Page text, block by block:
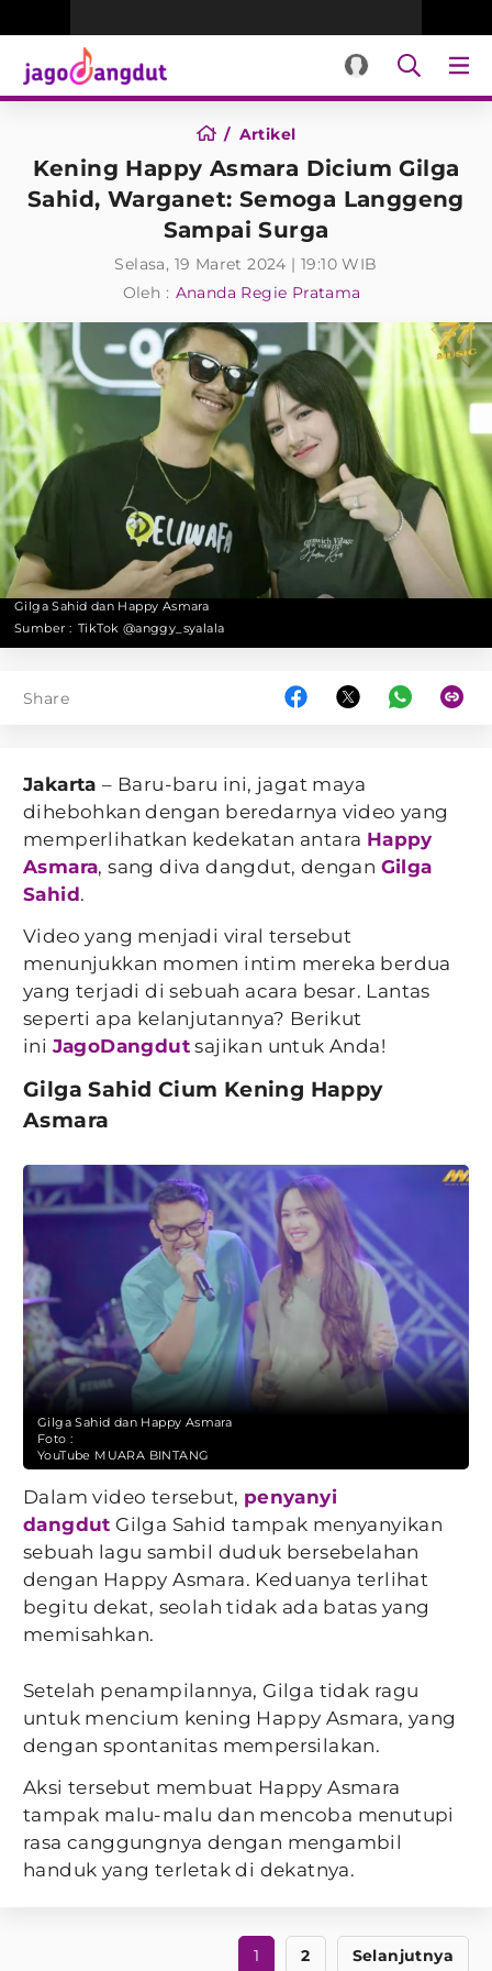
Artikel
Kening Happy Asmara Dicium Gilga
Sahid, Warganet: Semoga Langgeng
Sampai Surga
Selasa, 19 Maret 2024 | 19:10 WIB
Oleh : Ananda Regie Pratama
Gilga Sahid dan Happy Asmara
Sumber : TikTok @anggy_syalala
Share
Jakarta– Baru-baru ini, jagat maya
dihebohkan dengan beredarnya video yang
memperlihatkan kedekatan antara Happy
Asmara, sang diva dangdut, dengan Gilga
Sahid.
Video yang menjadi viral tersebut
menunjukkan momen intim mereka berdua
yang terjadi di sebuah acara besar. Lantas
seperti apa kelanjutannya? Berikut
ini JagoDangdut sajikan untuk Anda!
Gilga Sahid Cium Kening Happy
Asmara
Gilga Sahid dan Happy Asmara
Foto :
YouTube MUARA BINTANG
Dalam video tersebut, penyanyi
dangdut Gilga Sahid tampak menyanyikan
sebuah lagu sambil duduk bersebelahan
dengan Happy Asmara. Keduanya terlihat
begitu dekat, seolah tidak ada batas yang
memisahkan.
Setelah penampilannya, Gilga tidak ragu
untuk mencium kening Happy Asmara, yang
dengan spontanitas mempersilakan.
Aksi tersebut membuat Happy Asmara
tampak malu-malu dan mencoba menutupi
rasa canggungnya dengan mengambil
handuk yang terletak di dekatnya.
1 2 Selanjutnya